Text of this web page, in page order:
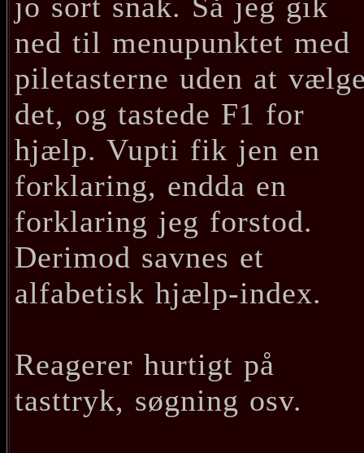
ned til menupunktet med
piletasterne uden at
det, og tastede F1 for
hjælp. Vupti fik jen en
forklaring, endda en
forklaring jeg forstod.
Derimod savnes et
alfabetisk hjælp-index.
Reagerer hurtigt på
tasttryk, søgning osv.